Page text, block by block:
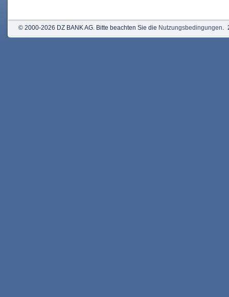
© 2000-2026 DZ BANK AG. Bitte beachten Sie die Nutzungsbedingungen.